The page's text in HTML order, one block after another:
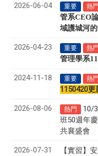
2026-06-04 重要 熱
管系CEO
域護城河
2026-04-23 重要 熱
管理學系
2024-11-18 重要 熱
1150420更
2026-08-06 熱門
10/
班50週年
共襄盛會
2026-07-31
【實習】